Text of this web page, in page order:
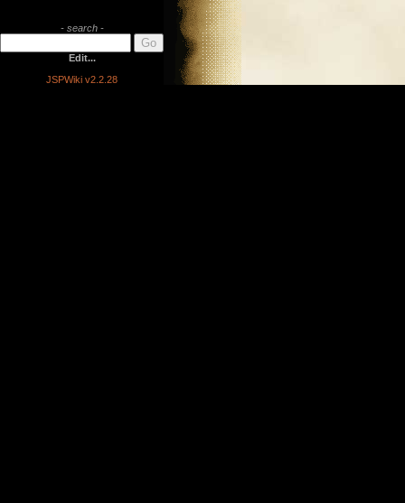
- search -
Edit...
JSPWiki v2.2.28